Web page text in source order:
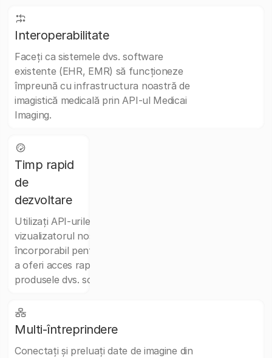
Interoperabilitate
Faceți ca sistemele dvs. software
existente (EHR, EMR) să funcționeze
împreună cu infrastructura noastră de
imagistică medicală prin API-ul Medicai
Imaging.
Timp rapid
de
dezvoltare
Utilizați API-urile Medicai și
vizualizatorul nostru DICOM
încorporabil pentru web și mobil pentru
a oferi acces rapid și sigur la imagini în
produsele dvs. software existente.
Multi-întreprindere
Conectați și preluați date de imagine din